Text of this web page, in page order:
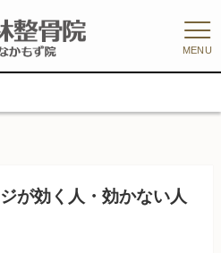
MENU
が効く人・効かない人